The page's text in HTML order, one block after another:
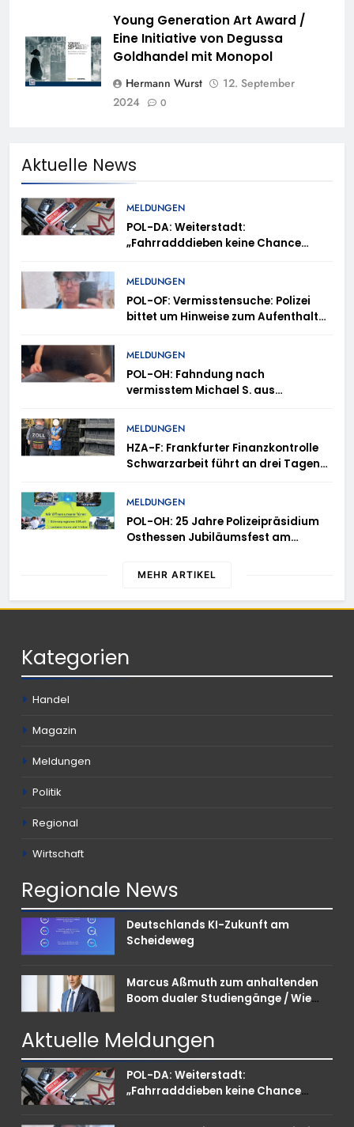
Young Generation Art Award /
Eine Initiative von Degussa
Goldhandel mit Monopol
Hermann Wurst
12. September
2024
0
Aktuelle News
MELDUNGEN
POL-DA: Weiterstadt:
„Fahrradddieben keine Chance
Anmeldung erforderlich
MELDUNGEN
POL-OF: Vermisstensuche: Polizei
bittet um Hinweise zum Aufenthalt
MELDUNGEN
POL-OH: Fahndung nach
vermisstem Michael S. aus
MELDUNGEN
HZA-F: Frankfurter Finanzkontrolle
Schwarzarbeit führt an drei Tagen
Sicherheitsgewerbe durch
MELDUNGEN
POL-OH: 25 Jahre Polizeipräsidium
Osthessen Jubiläumsfest am
Bürgerinnen und Bürger erhalten
Polizeiarbeit
MEHR ARTIKEL
Kategorien
Handel
Magazin
Meldungen
Politik
Regional
Wirtschaft
Regionale News
Deutschlands KI-Zukunft am
Scheideweg
Marcus Aßmuth zum anhaltenden
Boom dualer Studiengänge / Wie
punkten können
Aktuelle Meldungen
POL-DA: Weiterstadt:
„Fahrradddieben keine Chance
Anmeldung erforderlich